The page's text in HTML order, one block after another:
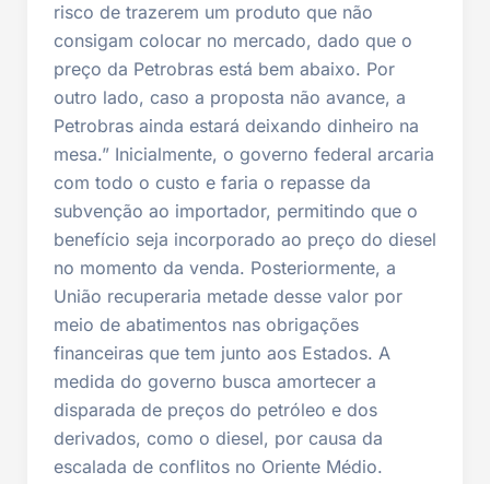
risco de trazerem um produto que não
consigam colocar no mercado, dado que o
preço da Petrobras está bem abaixo. Por
outro lado, caso a proposta não avance, a
Petrobras ainda estará deixando dinheiro na
mesa.” Inicialmente, o governo federal arcaria
com todo o custo e faria o repasse da
subvenção ao importador, permitindo que o
benefício seja incorporado ao preço do diesel
no momento da venda. Posteriormente, a
União recuperaria metade desse valor por
meio de abatimentos nas obrigações
financeiras que tem junto aos Estados. A
medida do governo busca amortecer a
disparada de preços do petróleo e dos
derivados, como o diesel, por causa da
escalada de conflitos no Oriente Médio.